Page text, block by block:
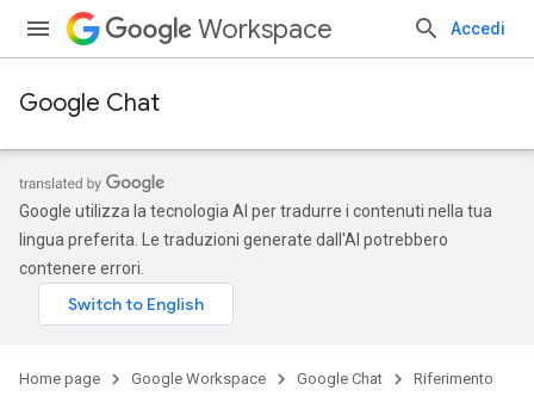
Workspace Accedi
Google Chat
Google utilizza la tecnologia AI per tradurre i contenuti nella tua
lingua preferita. Le traduzioni generate dall'AI potrebbero
contenere errori.
Home page Google Workspace Google Chat Riferimento